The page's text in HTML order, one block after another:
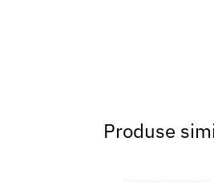
Produse